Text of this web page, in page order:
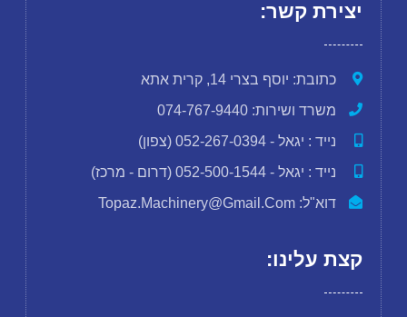
יצירת קשר:
כתובת: יוסף בצרי 14, קרית אתא
משרד ושירות: 074-767-9440
נייד : יגאל - 052-267-0394 (צפון)
נייד : יגאל - 052-500-1544 (דרום - מרכז)
דוא"ל: Topaz.machinery@gmail.com
קצת עלינו: